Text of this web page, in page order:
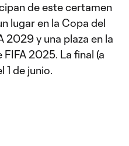
de este certamen
lugar en la Copa del
2029 y una plaza en la
2025. La final (a
1 de junio.